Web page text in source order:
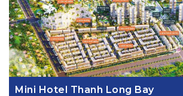
Mini Hotel Thanh Long Bay